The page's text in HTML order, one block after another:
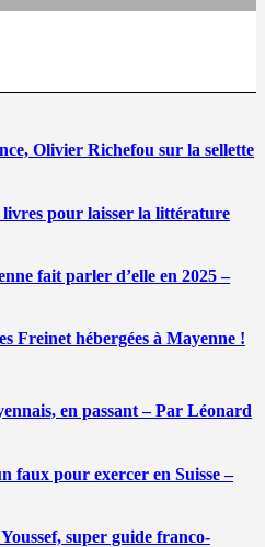
Olivier Richefou sur la sellette
livres pour laisser la littérature
fait parler d’elle en 2025 –
Freinet hébergées à Mayenne !
en passant – Par Léonard
faux pour exercer en Suisse –
super guide franco-